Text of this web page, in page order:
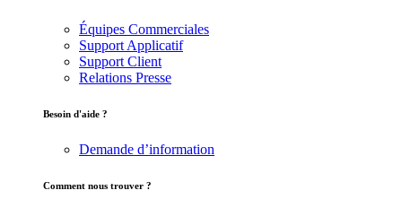
Équipes Commerciales
Support Applicatif
Support Client
Relations Presse
Besoin d'aide ?
Demande d’information
Comment nous trouver ?